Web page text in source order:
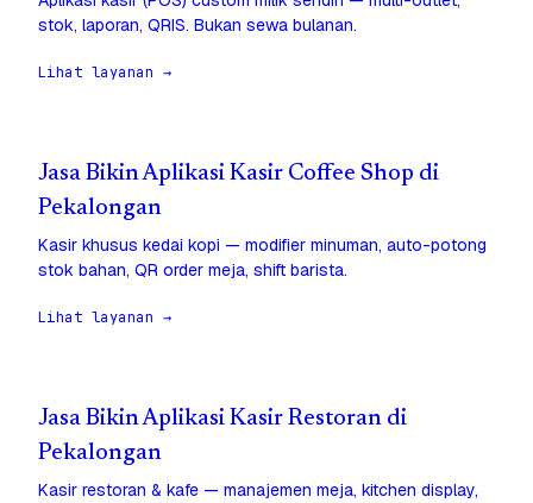
stok, laporan, QRIS. Bukan sewa bulanan.
Lihat layanan →
Jasa Bikin Aplikasi Kasir Coffee Shop di
Pekalongan
Kasir khusus kedai kopi — modifier minuman, auto-potong
stok bahan, QR order meja, shift barista.
Lihat layanan →
Jasa Bikin Aplikasi Kasir Restoran di
Pekalongan
Kasir restoran & kafe — manajemen meja, kitchen display,